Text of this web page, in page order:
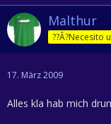
Malthur
17. März 2009
Alles kla hab mich